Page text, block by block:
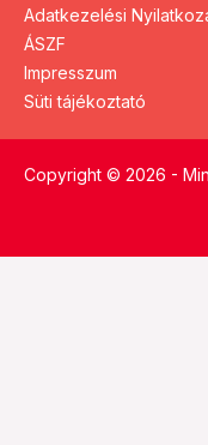
Adatkezelési
ÁSZF
Impresszum
Süti tájékoztató
Copyright © 2026 -